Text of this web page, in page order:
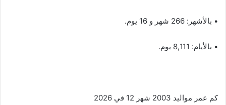
• بالأشهر: 266 شهر و 16 يوم.
• بالأيام: 8,111 يوم.
كم عمر مواليد 2003 شهر 12 في 2026